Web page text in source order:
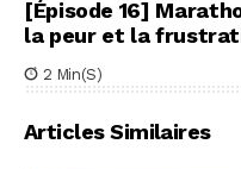
[Épisode 16]
la peur et la
2 Min(s)
Articles Similaires